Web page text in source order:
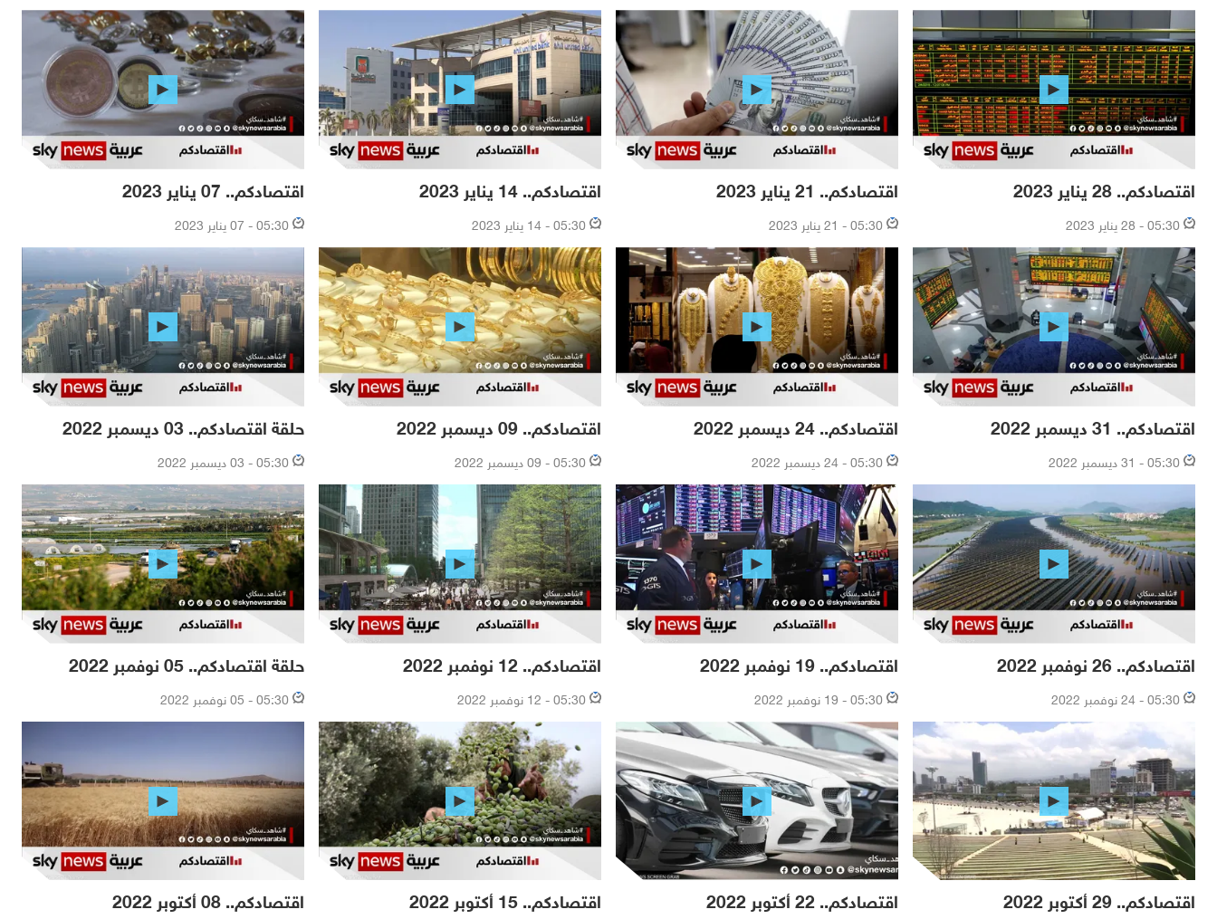
اقتصادكم.. 28 يناير 2023
05:30 - 28 يناير 2023
اقتصادكم.. 21 يناير 2023
05:30 - 21 يناير 2023
اقتصادكم.. 14 يناير 2023
05:30 - 14 يناير 2023
اقتصادكم.. 07 يناير 2023
05:30 - 07 يناير 2023
اقتصادكم.. 31 ديسمبر 2022
05:30 - 31 ديسمبر 2022
اقتصادكم.. 24 ديسمبر 2022
05:30 - 24 ديسمبر 2022
اقتصادكم.. 09 ديسمبر 2022
05:30 - 09 ديسمبر 2022
حلقة اقتصادكم.. 03 ديسمبر 2022
05:30 - 03 ديسمبر 2022
اقتصادكم.. 26 نوفمبر 2022
05:30 - 24 نوفمبر 2022
اقتصادكم.. 19 نوفمبر 2022
05:30 - 19 نوفمبر 2022
اقتصادكم.. 12 نوفمبر 2022
05:30 - 12 نوفمبر 2022
حلقة اقتصادكم.. 05 نوفمبر 2022
05:30 - 05 نوفمبر 2022
اقتصادكم.. 29 أكتوبر 2022 اقتصادكم.. 22 أكتوبر 2022 اقتصادكم.. 15 أكتوبر 2022 اقتصادكم.. 08 أكتوبر 2022